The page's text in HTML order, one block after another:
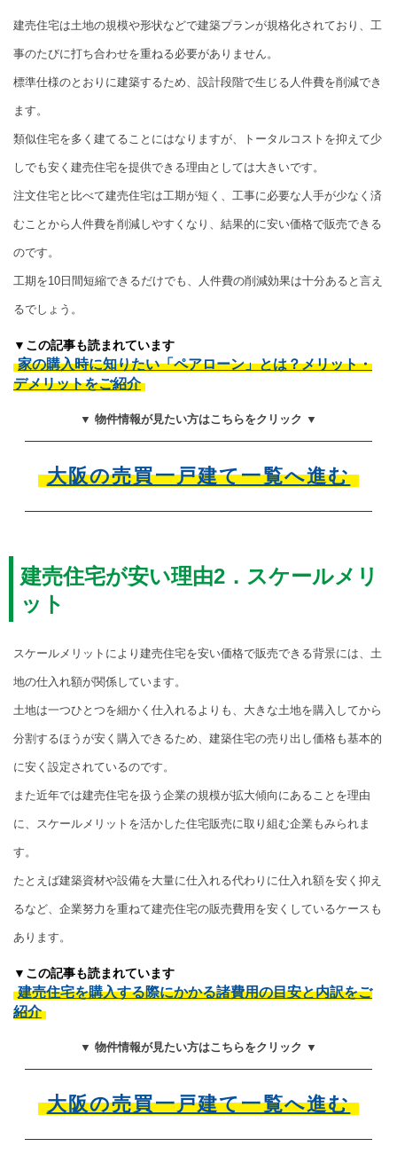
建売住宅は土地の規模や形状などで建築プランが規格化されており、工
事のたびに打ち合わせを重ねる必要がありません。
標準仕様のとおりに建築するため、設計段階で生じる人件費を削減でき
ます。
類似住宅を多く建てることにはなりますが、トータルコストを抑えて少
しでも安く建売住宅を提供できる理由としては大きいです。
注文住宅と比べて建売住宅は工期が短く、工事に必要な人手が少なく済
むことから人件費を削減しやすくなり、結果的に安い価格で販売できる
のです。
工期を10日間短縮できるだけでも、人件費の削減効果は十分あると言え
るでしょう。
▼この記事も読まれています
家の購入時に知りたい「ペアローン」とは？メリット・
デメリットをご紹介
▼ 物件情報が見たい方はこちらをクリック ▼
大阪の売買一戸建て一覧へ進む
建売住宅が安い理由2．スケールメリ
ット
スケールメリットにより建売住宅を安い価格で販売できる背景には、土
地の仕入れ額が関係しています。
土地は一つひとつを細かく仕入れるよりも、大きな土地を購入してから
分割するほうが安く購入できるため、建築住宅の売り出し価格も基本的
に安く設定されているのです。
また近年では建売住宅を扱う企業の規模が拡大傾向にあることを理由
に、スケールメリットを活かした住宅販売に取り組む企業もみられま
す。
たとえば建築資材や設備を大量に仕入れる代わりに仕入れ額を安く抑え
るなど、企業努力を重ねて建売住宅の販売費用を安くしているケースも
あります。
▼この記事も読まれています
建売住宅を購入する際にかかる諸費用の目安と内訳をご
紹介
▼ 物件情報が見たい方はこちらをクリック ▼
大阪の売買一戸建て一覧へ進む